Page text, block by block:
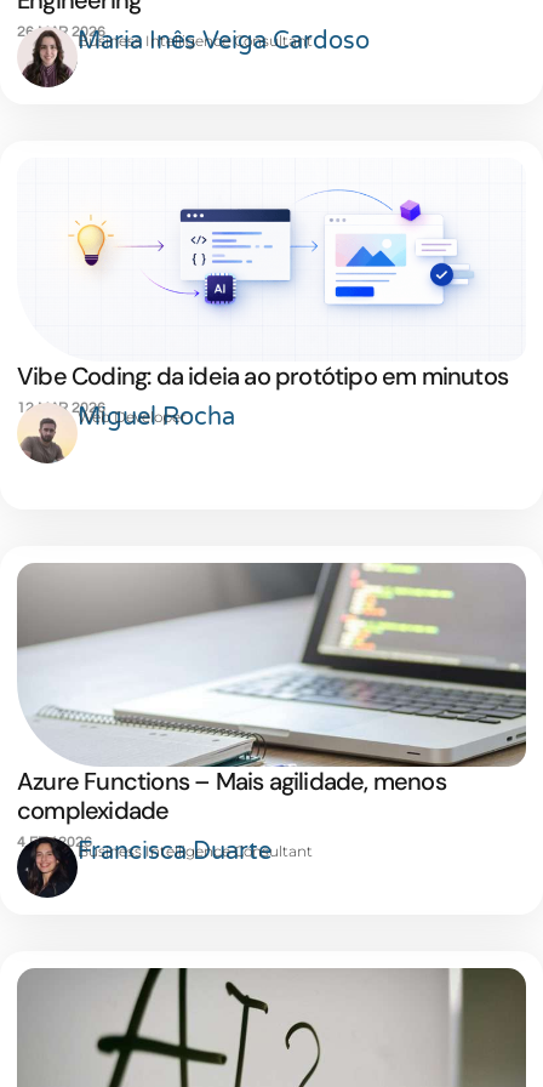
26 MAR 2026Maria Inês Veiga Cardoso
Business Intelligence Consultant
Vibe Coding: da ideia ao protótipo em minutos
12 MAR 2026Miguel Rocha
Web Developer
Azure Functions – Mais agilidade, menos
complexidade
4 FEV 2026Francisca Duarte
Business Intelligence Consultant